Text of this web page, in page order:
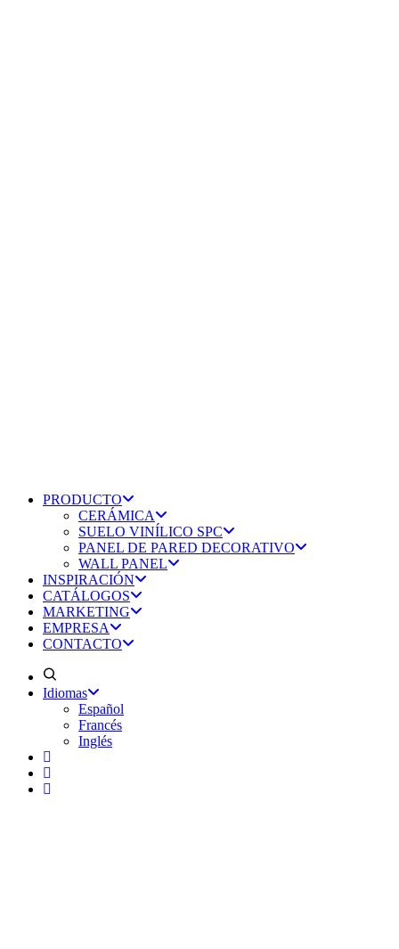
PRODUCTO
CERÁMICA
SUELO VINÍLICO SPC
PANEL DE PARED DECORATIVO
WALL PANEL
INSPIRACIÓN
CATÁLOGOS
MARKETING
EMPRESA
CONTACTO
Idiomas
Español
Francés
Inglés